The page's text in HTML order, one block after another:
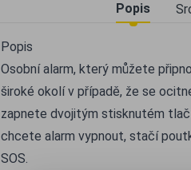
Popis
Popis
Osobní alarm, který můžete
široké okolí v případě, že se
zapnete dvojitým stisknutém
chcete alarm vypnout, stačí
SOS.